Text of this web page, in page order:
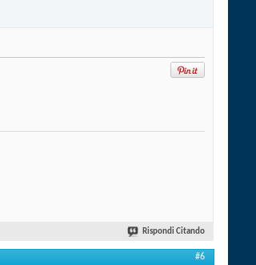
Rispondi Citando
#6